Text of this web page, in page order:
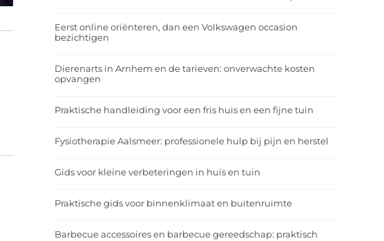
Eerst online oriënteren, dan een Volkswagen occasion
bezichtigen
Dierenarts in Arnhem en de tarieven: onverwachte kosten
opvangen
Praktische handleiding voor een fris huis en een fijne tuin
Fysiotherapie Aalsmeer: professionele hulp bij pijn en herstel
Gids voor kleine verbeteringen in huis en tuin
Praktische gids voor binnenklimaat en buitenruimte
Barbecue accessoires en barbecue gereedschap: praktisch